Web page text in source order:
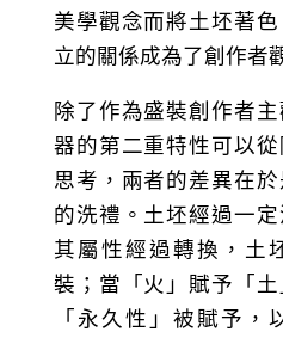
美學觀念而將土坯著
立的關係成為了創作者
除了作為盛裝創作者
器的第二重特性可以
思考，兩者的差異在於
的洗禮。土坯經過一
其屬性經過轉換，土
裝；當「火」賦予「土
「永久性」被賦予，